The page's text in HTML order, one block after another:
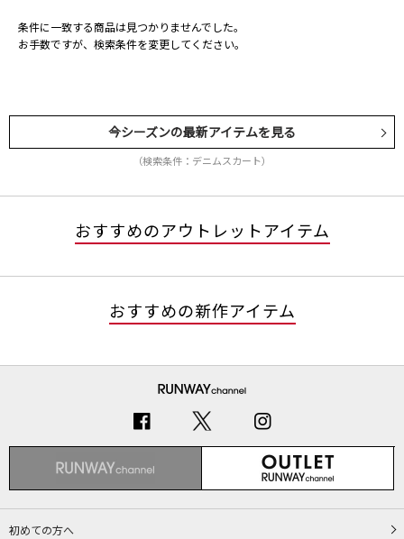
条件に一致する商品は見つかりませんでした。
お手数ですが、検索条件を変更してください。
今シーズンの最新アイテムを見る
（検索条件：デニムスカート）
おすすめのアウトレットアイテム
おすすめの新作アイテム
初めての方へ